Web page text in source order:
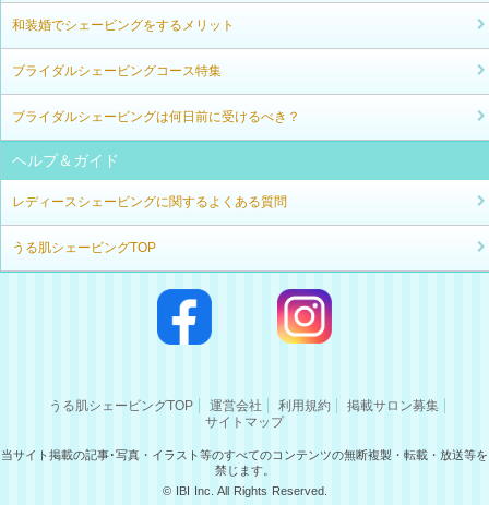
和装婚でシェービングをするメリット
ブライダルシェービングコース特集
ブライダルシェービングは何日前に受けるべき？
ヘルプ＆ガイド
レディースシェービングに関するよくある質問
うる肌シェービングTOP
うる肌シェービングTOP 運営会社 利用規約
掲載サロン募集
サイトマップ
当サイト掲載の記事･写真・イラスト等のすべてのコンテンツの無断複製・転載・放送等を
禁じます。
© IBI Inc. All Rights Reserved.